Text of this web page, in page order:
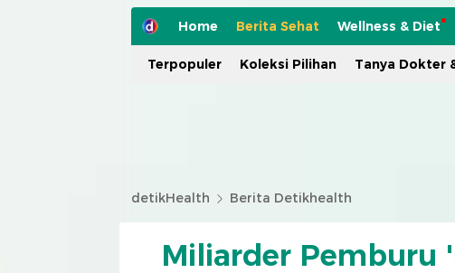
Home Berita Sehat Wellness & Diet
Terpopuler Koleksi Pilihan Tanya Dokter
detikHealth Berita Detikhealth
Miliarder Pemburu